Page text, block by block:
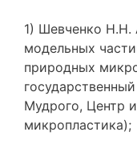
1) Шевченко
модельных
природных
Мудрого, Центр
микропластика);